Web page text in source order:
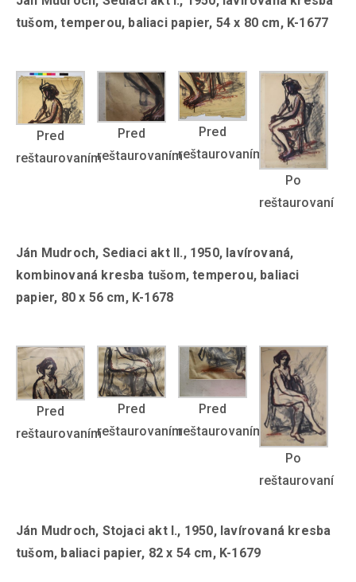
tušom, temperou, baliaci papier, 54 x 80 cm, K-1677
Pred
reštaurovaním
Pred
reštaurovaním
Pred
reštaurovaním
Po
reštaurovaní
Ján Mudroch, Sediaci akt II., 1950, lavírovaná,
kombinovaná kresba tušom, temperou, baliaci
papier, 80 x 56 cm, K-1678
Pred
reštaurovaním
Pred
reštaurovaním
Pred
reštaurovaním
Po
reštaurovaní
Ján Mudroch, Stojaci akt I., 1950, lavírovaná kresba
tušom, baliaci papier, 82 x 54 cm, K-1679